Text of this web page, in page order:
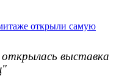
выставка